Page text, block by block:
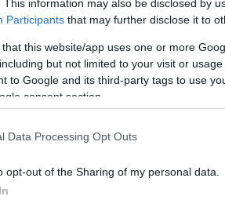
This information may also be disclosed by
Participants that may further disclose it to
that this website/app uses one or more
but not limited to your visit or
to Google and its third-party tags to use
consent section.
Data Processing Opt Outs
opt-out of the Sharing of my personal data.
S3 επιταχύνει από 0 έως τα 100 km/h
σε ένα ευρύ φάσμα στροφών, από τις
250 χλμ/ώ.
πιο σπορ ρύθμιση: με σταθερή ταχύτητα
περιοχή μερικού φορτίου, ο «προ-
Σε συνδυασμό με τη βαλβίδα
βελτιώνει τις επιδόσεις. Το S tronic
πίεση της σύμπλεξης. Επιπλέον,
σχέσεων υπό πλήρες φορτίο έχει
φορτίο, κάτι που διασφαλίζει